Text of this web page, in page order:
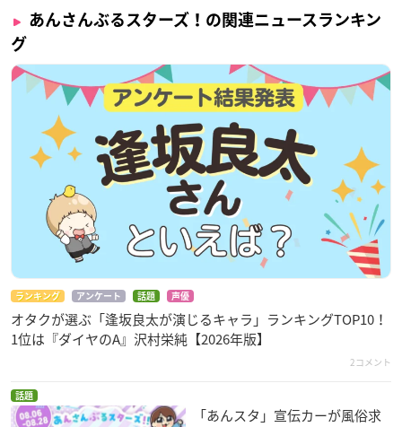
あんさんぶるスターズ！の関連ニュースランキン
グ
ランキング アンケート 話題 声優
オタクが選ぶ「逢坂良太が演じるキャラ」ランキングTOP10！
1位は『ダイヤのA』沢村栄純【2026年版】
2コメント
話題
「あんスタ」宣伝カーが風俗求